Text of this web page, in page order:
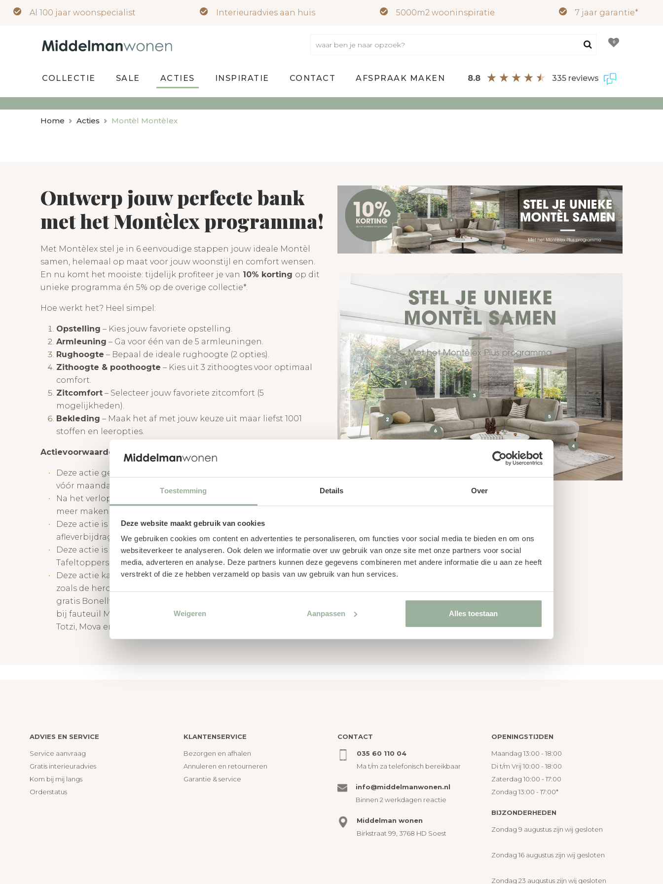
Toestemming Details Over
Deze website maakt gebruik van cookies
We gebruiken cookies om content en advertenties te personaliseren, om functies voor social media te bieden en om ons
websiteverkeer te analyseren. Ook delen we informatie over uw gebruik van onze site met onze partners voor social
media, adverteren en analyse. Deze partners kunnen deze gegevens combineren met andere informatie die u aan ze heeft
verstrekt of die ze hebben verzameld op basis van uw gebruik van hun services.
Weigeren Aanpassen Alles toestaan
Al 100 jaar woonspecialist Interieuradvies aan huis 5000m2 wooninspiratie 7 jaar garantie*
COLLECTIE SALE ACTIES INSPIRATIE CONTACT AFSPRAAK MAKEN
0
8.8 335 reviews
Home Acties Montèl Montèlex
Ontwerp jouw perfecte bank
met het Montèlex programma!
Met Montèlex stel je in 6 eenvoudige stappen jouw ideale Montèl
samen, helemaal op maat voor jouw woonstijl en comfort wensen.
En nu komt het mooiste: tijdelijk profiteer je van 10% korting op dit
unieke programma én 5% op de overige collectie*.
Hoe werkt het? Heel simpel:
Opstelling – Kies jouw favoriete opstelling.
Armleuning – Ga voor één van de 5 armleuningen.
Rughoogte – Bepaal de ideale rughoogte (2 opties).
Zithoogte & poothoogte – Kies uit 3 zithoogtes voor optimaal
comfort.
Zitcomfort – Selecteer jouw favoriete zitcomfort (5
mogelijkheden).
Bekleding – Maak het af met jouw keuze uit maar liefst 1001
stoffen en leeropties.
Actievoorwaarden:
Deze actie geldt niet op bestellingen die reeds geplaatst zijn
vóór maandag 18 september 2025.
Na het verlopen van de actieperiode kan je geen aanspraak
meer maken op deze actie.
Deze actie is niet geldig op Ultra Premium Care & de
afleverbijdrage.
Deze actie is niet geldig op Bank-, Fauteuil-, Stoel- en
Tafeltoppers zoals getoond.
Deze actie kan niet gecombineerd worden met andere acties
zoals de heropeningsacties in Montèl Son en Rotterdam, de
gratis Bonellvering optie bij Montèl Snake, de gratis voetenbank
bij fauteuil Montèl Lucille, introductiekorting bij de modellen
Totzi, Mova en Carmo.
ADVIES EN SERVICE
Service aanvraag
Gratis interieuradvies
Kom bij mij langs
Orderstatus
KLANTENSERVICE
Bezorgen en afhalen
Annuleren en retourneren
Garantie & service
CONTACT
035 60 110 04
Ma t/m za telefonisch bereikbaar
info@middelmanwonen.nl
Binnen 2 werkdagen reactie
Middelman wonen
Birkstraat 99, 3768 HD Soest
OPENINGSTIJDEN
Maandag 13:00 - 18:00
Di t/m Vrij 10:00 - 18:00
Zaterdag 10:00 - 17:00
Zondag 13:00 - 17:00*
BIJZONDERHEDEN
Zondag 9 augustus zijn wij gesloten
Zondag 16 augustus zijn wij gesloten
Zondag 23 augustus zijn wij gesloten